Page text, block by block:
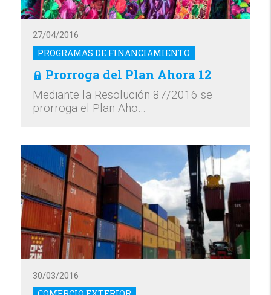
PROGRAMAS DE FINANCIAMIENTO
27/04/2016
Prorroga del Plan Ahora 12
Mediante la Resolución 87/2016 se
prorroga el Plan Aho…
30/03/2016